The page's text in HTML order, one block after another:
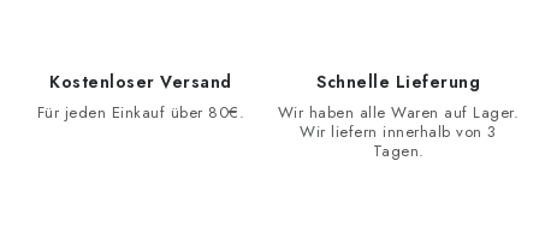
Kostenloser Versand
Für jeden Einkauf über 80€.
Schnelle Lieferung
Wir haben alle Waren auf Lager.
Wir liefern innerhalb von 3
Tagen.